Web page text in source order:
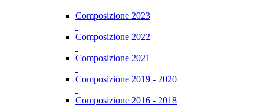
Composizione 2023
Composizione 2022
Composizione 2021
Composizione 2019 - 2020
Composizione 2016 - 2018